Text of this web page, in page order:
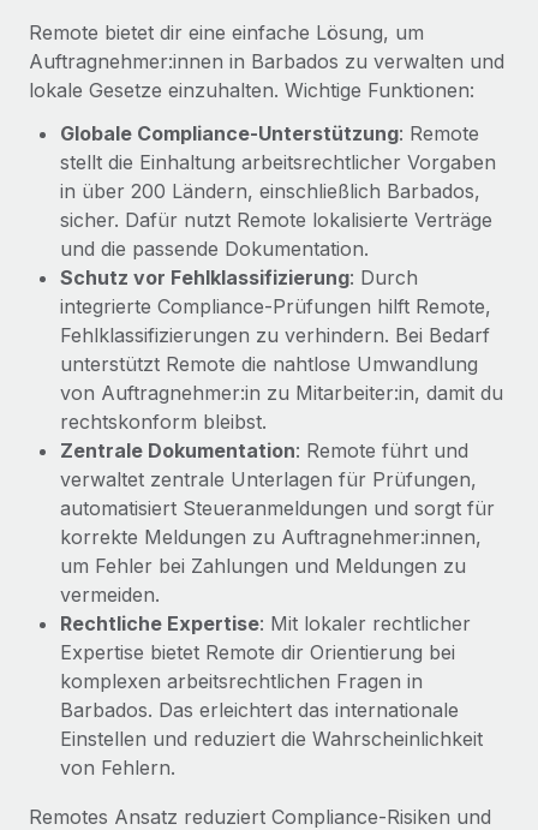
Wie Phiture 55 Mitarbeiter:innen in 19 Ländern
mit Remote verwaltet
Phiture ist der unumstrittene Marktführer im Bereich der
Wachstumsberatung für mobile Apps. Das...
Mehr erfahren
Remote bietet dir eine einfache Lösung, um
Auftragnehmer:innen in Barbados zu verwalten und
lokale Gesetze einzuhalten. Wichtige Funktionen:
Globale Compliance‑Unterstützung: Remote
stellt die Einhaltung arbeitsrechtlicher Vorgaben
in über 200 Ländern, einschließlich Barbados,
sicher. Dafür nutzt Remote lokalisierte Verträge
und die passende Dokumentation.
Schutz vor Fehlklassifizierung: Durch
integrierte Compliance‑Prüfungen hilft Remote,
Fehlklassifizierungen zu verhindern. Bei Bedarf
unterstützt Remote die nahtlose Umwandlung
von Auftragnehmer:in zu Mitarbeiter:in, damit du
rechtskonform bleibst.
Zentrale Dokumentation: Remote führt und
verwaltet zentrale Unterlagen für Prüfungen,
automatisiert Steueranmeldungen und sorgt für
korrekte Meldungen zu Auftragnehmer:innen,
um Fehler bei Zahlungen und Meldungen zu
vermeiden.
Rechtliche Expertise: Mit lokaler rechtlicher
Expertise bietet Remote dir Orientierung bei
komplexen arbeitsrechtlichen Fragen in
Barbados. Das erleichtert das internationale
Einstellen und reduziert die Wahrscheinlichkeit
von Fehlern.
Remotes Ansatz reduziert Compliance‑Risiken und